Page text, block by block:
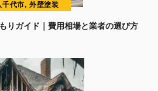
千代市, 外壁塗装
りガイド｜費用相場と業者の選び方